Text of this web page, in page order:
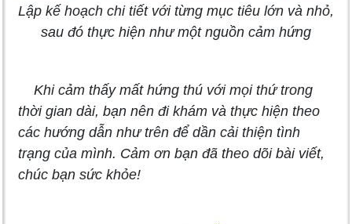
Lập kế hoạch chi tiết với từng mục tiêu lớn và nhỏ,
sau đó thực hiện như một nguồn cảm hứng
Khi cảm thấy mất hứng thú với mọi thứ trong
thời gian dài, bạn nên đi khám và thực hiện theo
các hướng dẫn như trên để dần cải thiện tình
trạng của mình. Cảm ơn bạn đã theo dõi bài viết,
chúc bạn sức khỏe!